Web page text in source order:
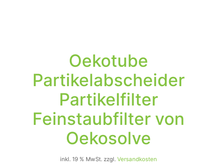
Oekotube
Partikelabscheider
Partikelfilter
Feinstaubfilter von
Oekosolve
inkl. 19 % MwSt. zzgl. Versandkosten